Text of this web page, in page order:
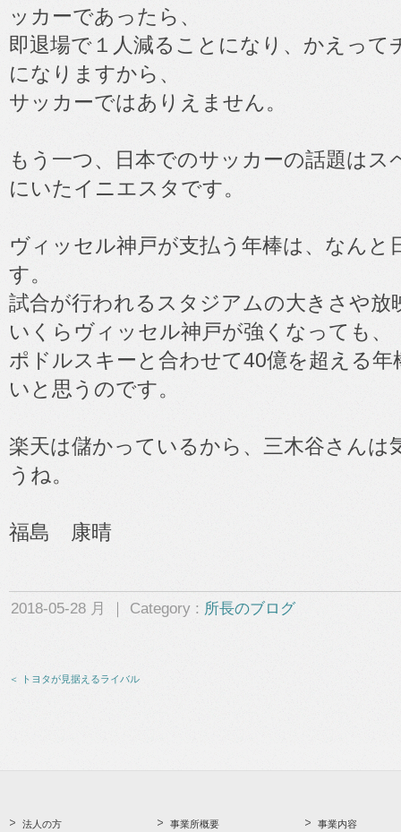
ッカーであったら、
即退場で１人減ることになり、かえって
になりますから、
サッカーではありえません。
もう一つ、日本でのサッカーの話題は
にいたイニエスタです。
ヴィッセル神戸が支払う年棒は、なんと
す。
試合が行われるスタジアムの大きさや放
いくらヴィッセル神戸が強くなっても、
ポドルスキーと合わせて40億を超える
いと思うのです。
楽天は儲かっているから、三木谷さんは
うね。
福島 康晴
2018-05-28 月 ｜ Category : 所長のブログ
＜ トヨタが見据えるライバル
法人の方 事業所概要 事業内容